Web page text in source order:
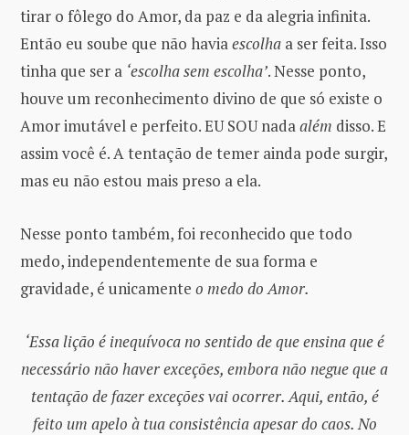
tirar o fôlego do Amor, da paz e da alegria infinita.
Então eu soube que não havia escolha a ser feita. Isso
tinha que ser a ‘escolha sem escolha’. Nesse ponto,
houve um reconhecimento divino de que só existe o
Amor imutável e perfeito. EU SOU nada além disso. E
assim você é. A tentação de temer ainda pode surgir,
mas eu não estou mais preso a ela.
Nesse ponto também, foi reconhecido que todo
medo, independentemente de sua forma e
gravidade, é unicamente o medo do Amor.
‘Essa lição é inequívoca no sentido de que ensina que é
necessário não haver exceções, embora não negue que a
tentação de fazer exceções vai ocorrer. Aqui, então, é
feito um apelo à tua consistência apesar do caos. No